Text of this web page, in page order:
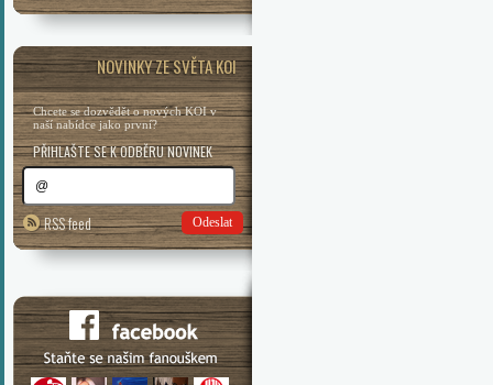
NOVINKY ZE SVĚTA KOI
Chcete se dozvědět o nových KOI v
naší nabídce jako první?
PŘIHLAŠTE SE K ODBĚRU NOVINEK
RSS feed Odeslat